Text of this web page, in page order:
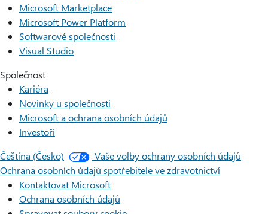
Microsoft Marketplace
Microsoft Power Platform
Softwarové společnosti
Visual Studio
Společnost
Kariéra
Novinky u společnosti
Microsoft a ochrana osobních údajů
Investoři
Čeština (Česko)
Vaše volby ochrany osobních údajů
Ochrana osobních údajů spotřebitele ve zdravotnictví
Kontaktovat Microsoft
Ochrana osobních údajů